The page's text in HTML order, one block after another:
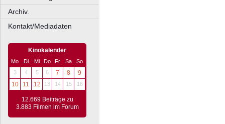
Archiv.
Kontakt/Mediadaten
Kinokalender
Mo Di Mi Do Fr Sa
So
3
4 5 6 7 8
9
10
11 12 13 14 15 16
12.669 Beiträge zu
3.883 Filmen im Forum